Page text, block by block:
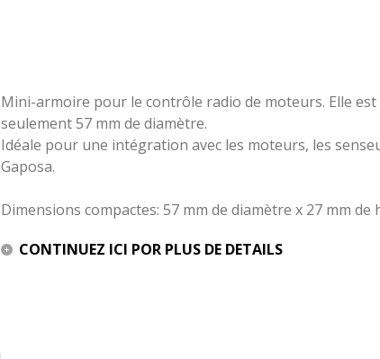
Mini-armoire pour le contrôle radio de moteurs. Elle
seulement 57 mm de diamètre.
Idéale pour une intégration avec les moteurs, les
Gaposa.
Dimensions compactes: 57 mm de diamètre x 27 mm de
CONTINUEZ ICI POR PLUS DE DETAILS